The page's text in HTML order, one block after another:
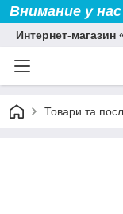
Внимание у
Интернет-магазин
Товари та